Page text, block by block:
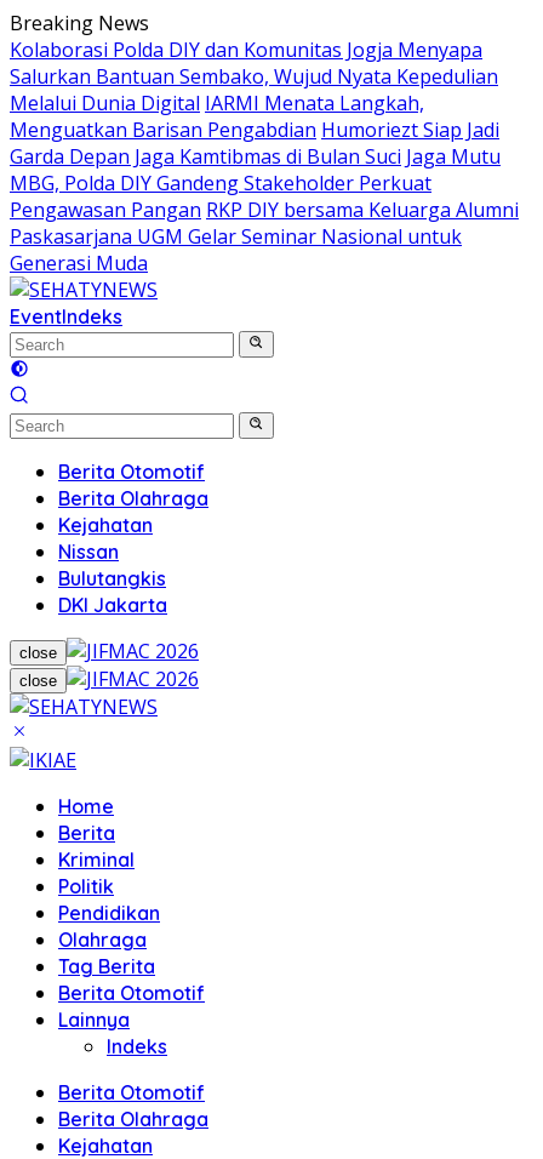
Skip
to
content
Breaking News
Kolaborasi Polda DIY dan Komunitas Jogja Menyapa
Salurkan Bantuan Sembako, Wujud Nyata Kepedulian
Melalui Dunia Digital IARMI Menata Langkah,
Menguatkan Barisan Pengabdian Humoriezt Siap Jadi
Garda Depan Jaga Kamtibmas di Bulan Suci Jaga Mutu
MBG, Polda DIY Gandeng Stakeholder Perkuat
Pengawasan Pangan RKP DIY bersama Keluarga Alumni
Paskasarjana UGM Gelar Seminar Nasional untuk
Generasi Muda
EventIndeks
Berita Otomotif
Berita Olahraga
Kejahatan
Nissan
Bulutangkis
DKI Jakarta
close
close
Home
Berita
Kriminal
Politik
Pendidikan
Olahraga
Tag Berita
Berita Otomotif
Lainnya
Indeks
Berita Otomotif
Berita Olahraga
Kejahatan